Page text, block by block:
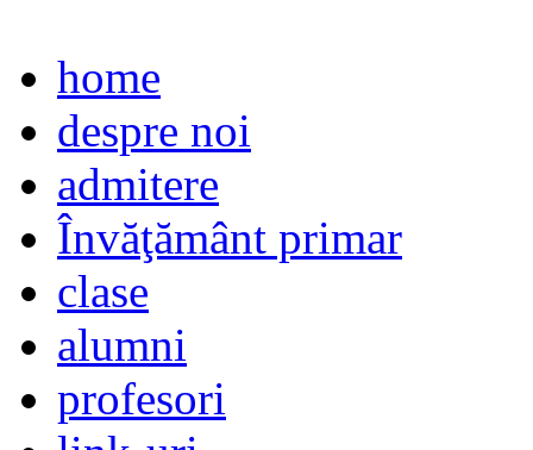
home
despre noi
admitere
Învăţământ primar
clase
alumni
profesori